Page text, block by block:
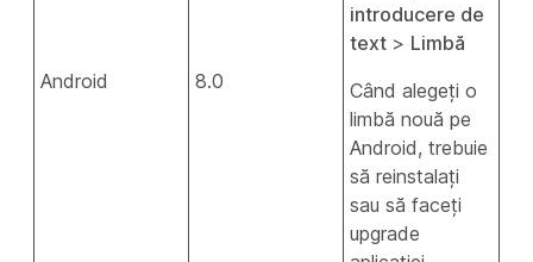
Android 8.0
introducere de
text > Limbă
Când alegeți o
limbă nouă pe
Android, trebuie
să reinstalați
sau să faceți
upgrade